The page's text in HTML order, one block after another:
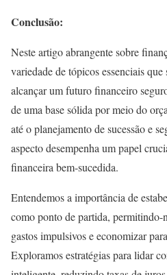
Conclusão:
Neste artigo abrangente sobre
variedade de tópicos essenciais
alcançar um futuro financeiro
de uma base sólida por meio do
até o planejamento de sucessão e
aspecto desempenha um papel
financeira bem-sucedida.
Entendemos a importância de
como ponto de partida, permitindo-
gastos impulsivos e economizar
Exploramos estratégias para lidar